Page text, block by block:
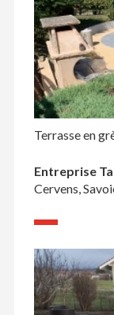
Terrasse en
Entreprise
Cervens,